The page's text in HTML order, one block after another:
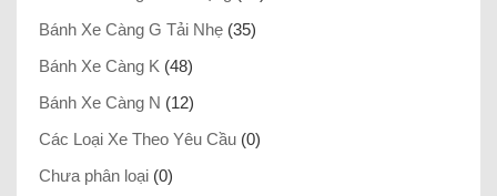
Bánh Xe Càng G Tải Nhẹ (35)
Bánh Xe Càng K (48)
Bánh Xe Càng N (12)
Các Loại Xe Theo Yêu Cầu (0)
Chưa phân loại (0)